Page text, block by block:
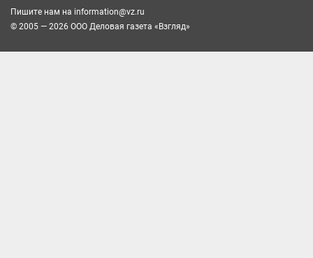
Пишите нам на information@vz.ru
© 2005 — 2026 ООО Деловая газета «Взгляд»